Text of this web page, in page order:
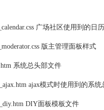
广场社区使用到的日
版主管理面板样式
系统总头部文件
ajax模式时使用到的系
DIY面板模板文件